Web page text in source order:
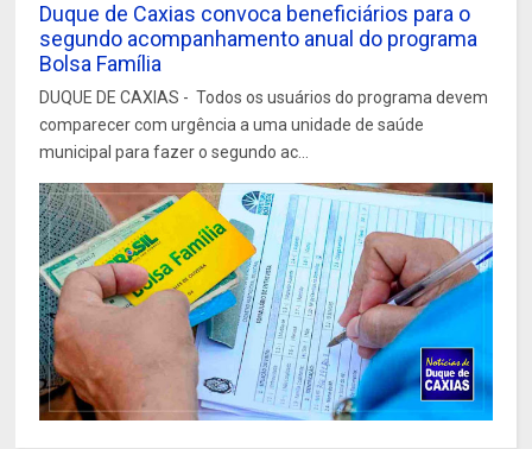
Duque de Caxias convoca beneficiários para o
segundo acompanhamento anual do programa
Bolsa Família
DUQUE DE CAXIAS - Todos os usuários do programa devem
comparecer com urgência a uma unidade de saúde
municipal para fazer o segundo ac...